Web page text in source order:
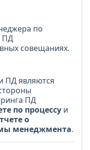
по
ПД
совещаниях.
ПД являются
ПД
по процессу и
о
менеджмента.